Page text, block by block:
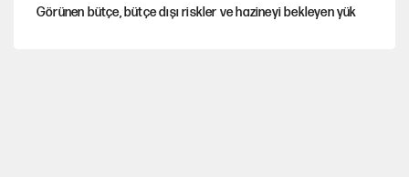
Görünen bütçe, bütçe dışı riskler ve hazineyi bekleyen yük